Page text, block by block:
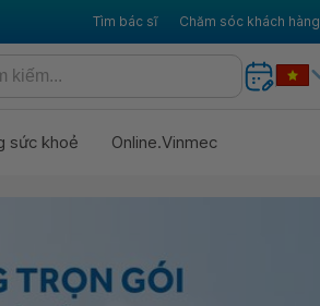
Tìm bác sĩ Chăm sóc khách hàng
sức khoẻ Online.Vinmec